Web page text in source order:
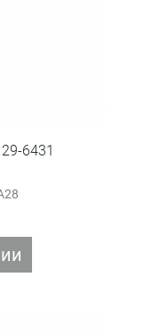
6431